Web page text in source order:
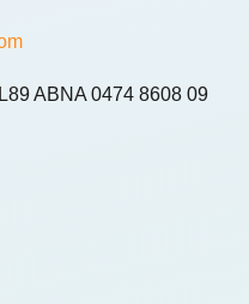
ABNA 0474 8608 09